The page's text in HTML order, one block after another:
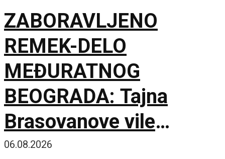
ZABORAVLJENO
REMEK-DELO
MEĐURATNOG
BEOGRADA: Tajna
Brasovanove vile
ponovo sija starim
06.08.2026